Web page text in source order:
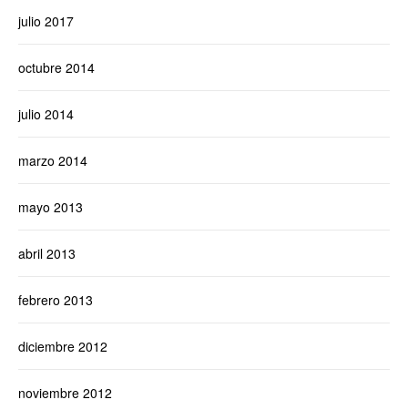
julio 2017
octubre 2014
julio 2014
marzo 2014
mayo 2013
abril 2013
febrero 2013
diciembre 2012
noviembre 2012